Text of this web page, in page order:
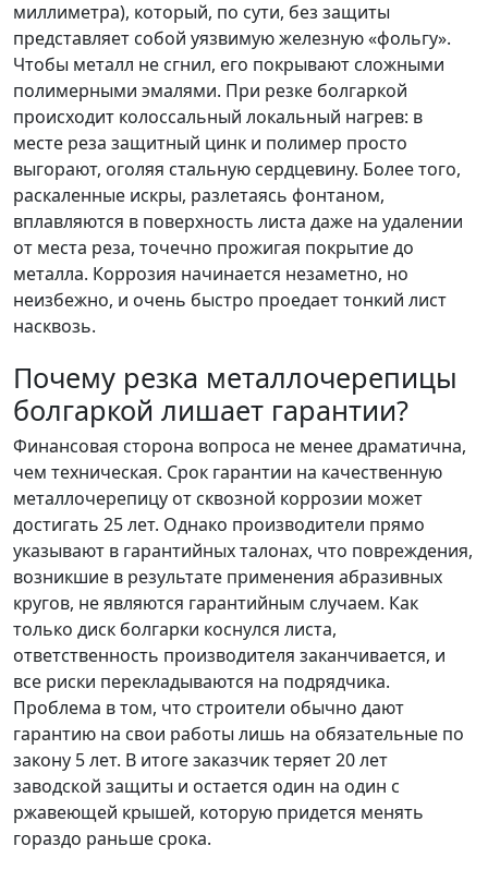
миллиметра), который, по сути, без защиты
представляет собой уязвимую железную «фольгу».
Чтобы металл не сгнил, его покрывают сложными
полимерными эмалями. При резке болгаркой
происходит колоссальный локальный нагрев: в
месте реза защитный цинк и полимер просто
выгорают, оголяя стальную сердцевину. Более того,
раскаленные искры, разлетаясь фонтаном,
вплавляются в поверхность листа даже на удалении
от места реза, точечно прожигая покрытие до
металла. Коррозия начинается незаметно, но
неизбежно, и очень быстро проедает тонкий лист
насквозь.
Почему резка металлочерепицы
болгаркой лишает гарантии?
Финансовая сторона вопроса не менее драматична,
чем техническая. Срок гарантии на качественную
металлочерепицу от сквозной коррозии может
достигать 25 лет. Однако производители прямо
указывают в гарантийных талонах, что повреждения,
возникшие в результате применения абразивных
кругов, не являются гарантийным случаем. Как
только диск болгарки коснулся листа,
ответственность производителя заканчивается, и
все риски перекладываются на подрядчика.
Проблема в том, что строители обычно дают
гарантию на свои работы лишь на обязательные по
закону 5 лет. В итоге заказчик теряет 20 лет
заводской защиты и остается один на один с
ржавеющей крышей, которую придется менять
гораздо раньше срока.